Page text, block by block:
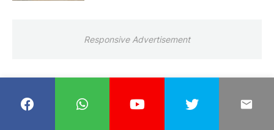
Responsive Advertisement